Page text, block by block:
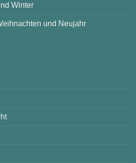
Winter
und Neujahr